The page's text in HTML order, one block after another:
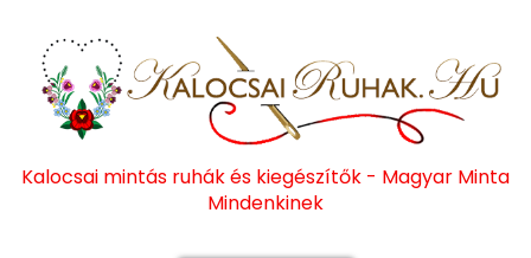
Kalocsai mintás ruhák és kiegészítők - Magyar Minta
Mindenkinek